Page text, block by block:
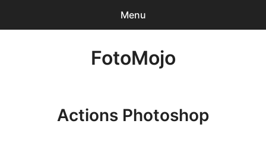
Menu
FotoMojo
Actions Photoshop